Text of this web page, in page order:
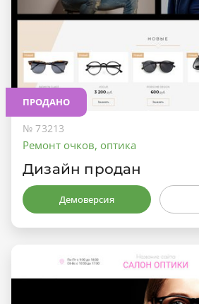
ПРОДАНО
№ 73213
Ремонт очков, оптика
Дизайн продан
Демоверсия